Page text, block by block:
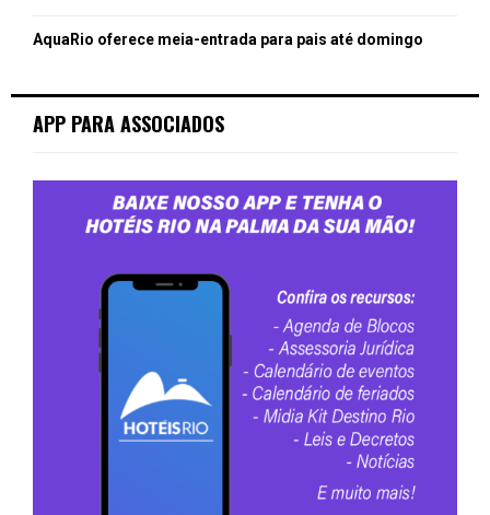
AquaRio oferece meia-entrada para pais até domingo
APP PARA ASSOCIADOS